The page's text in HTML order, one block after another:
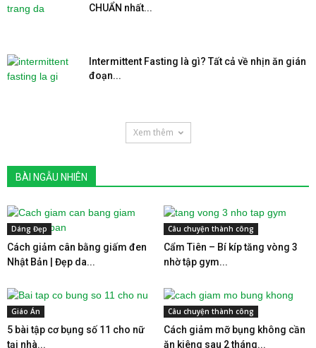
CHUẨN nhất...
Intermittent Fasting là gì? Tất cả về nhịn ăn gián
đoạn...
Xem thêm
BÀI NGẪU NHIÊN
Dáng Đẹp
Cách giảm cân bằng giấm đen
Nhật Bản | Đẹp da...
Câu chuyện thành công
Cẩm Tiên – Bí kíp tăng vòng 3
nhờ tập gym...
Giáo Án
5 bài tập cơ bụng số 11 cho nữ
tại nhà...
Câu chuyện thành công
Cách giảm mỡ bụng không cần
ăn kiêng sau 2 tháng...